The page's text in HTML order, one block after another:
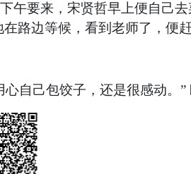
午要来，宋贤哲早上便自己
路边等候，看到老师了，便
心自己包饺子，还是很感动。